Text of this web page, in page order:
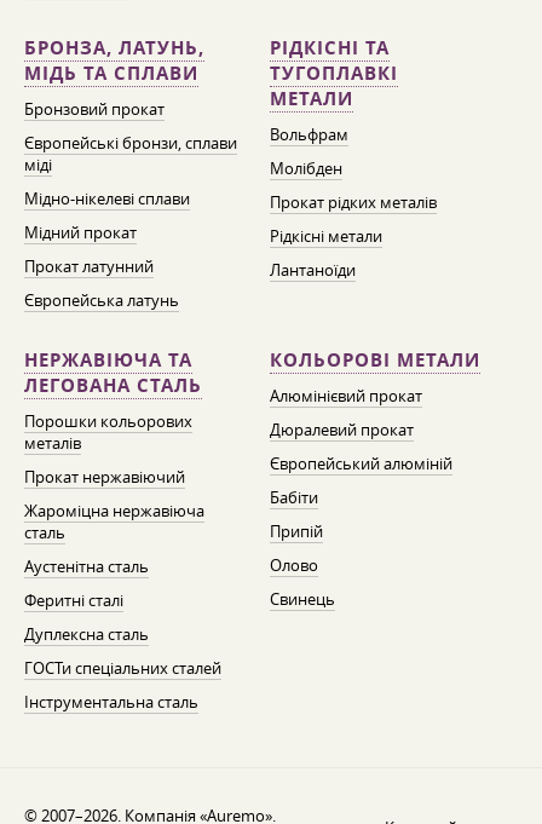
БРОНЗА, ЛАТУНЬ,
МІДЬ ТА СПЛАВИ
Бронзовий прокат
Європейські бронзи, сплави
міді
Мідно-нікелеві сплави
Мідний прокат
Прокат латунний
Європейська латунь
РІДКІСНІ ТА
ТУГОПЛАВКІ
МЕТАЛИ
Вольфрам
Молібден
Прокат рідких металів
Рідкісні метали
Лантаноїди
НЕРЖАВІЮЧА ТА
ЛЕГОВАНА СТАЛЬ
Порошки кольорових
металів
Прокат нержавіючий
Жароміцна нержавіюча
сталь
Аустенітна сталь
Феритні сталі
Дуплексна сталь
ГОСТи спеціальних сталей
Інструментальна сталь
КОЛЬОРОВІ МЕТАЛИ
Алюмінієвий прокат
Дюралевий прокат
Європейський алюміній
Бабіти
Припій
Олово
Свинець
© 2007–2026. Компанія «Auremo».